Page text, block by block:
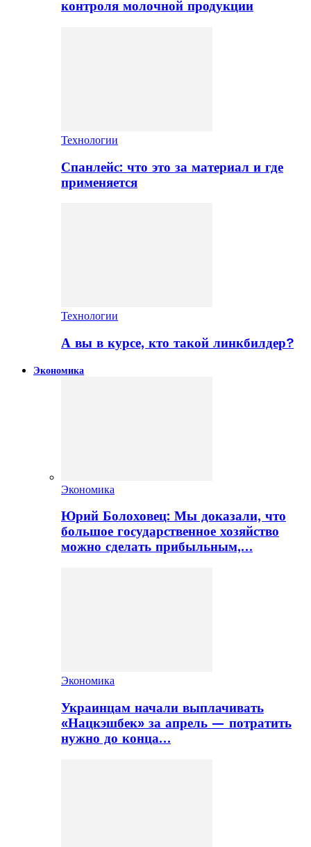
контроля молочной продукции
Технологии
Спанлейс: что это за материал и где
применяется
Технологии
А вы в курсе, кто такой линкбилдер?
Экономика
Экономика
Юрий Болоховец: Мы доказали, что
большое государственное хозяйство
можно сделать прибыльным,…
Экономика
Украинцам начали выплачивать
«Нацкэшбек» за апрель — потратить
нужно до конца…